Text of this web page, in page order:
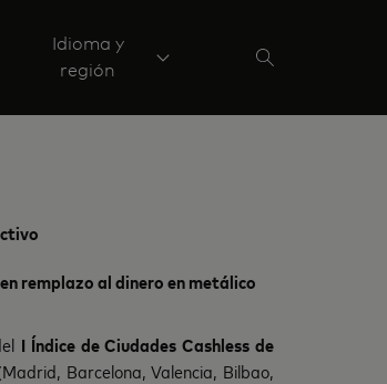
Idioma y
región
remplazo al dinero en metálico
I Índice de Ciudades Cashless de
Barcelona, Valencia, Bilbao,